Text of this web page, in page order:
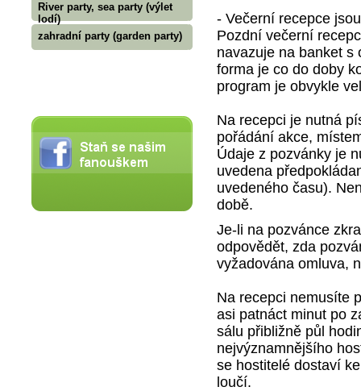
River party, sea party (výlet
lodí)
zahradní party (garden party)
- Večerní recepce
Pozdní večerní
navazuje na banket s
forma je co do doby
program je obvykle
Na recepci je nutná
pořádání akce,
Údaje z pozvánky je
uvedena
uvedeného času).
době.
Je-li na pozvánce
odpovědět, zda
vyžadována omluva,
Na recepci nemusíte
asi patnáct minut po
sálu přibližně půl
nejvýznamnějšího
se hostitelé dostaví
loučí.